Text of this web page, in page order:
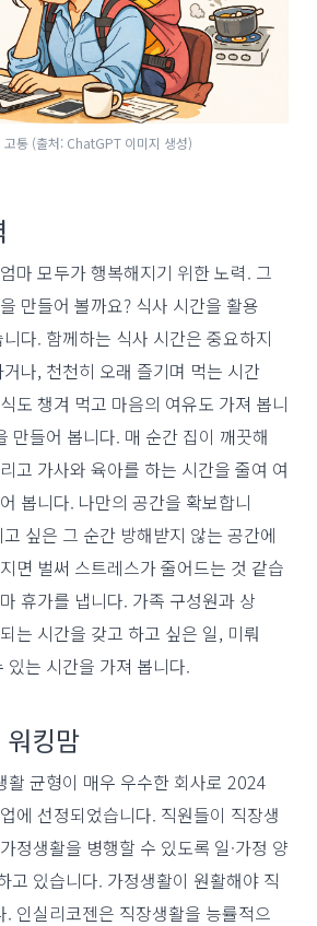
고통 (출처: ChatGPT 이미지 생성)
마 모두가 행복해지기 위한 노력. 그
만들어 볼까요? 식사 시간을 활용
다. 함께하는 식사 시간은 중요하지
나, 천천히 오래 즐기며 먹는 시간
도 챙겨 먹고 마음의 여유도 가져 봅니
만들어 봅니다. 매 순간 집이 깨끗해
고 가사와 육아를 하는 시간을 줄여 여
봅니다. 나만의 공간을 확보합니
싶은 그 순간 방해받지 않는 공간에
면 벌써 스트레스가 줄어드는 것 같습
휴가를 냅니다. 가족 구성원과 상
는 시간을 갖고 하고 싶은 일, 미뤄
있는 시간을 가져 봅니다.
킹맘
활 균형이 매우 우수한 회사로 2024
에 선정되었습니다. 직원들이 직장생
정생활을 병행할 수 있도록 일·가정 양
고 있습니다. 가정생활이 원활해야 직
인실리코젠은 직장생활을 능률적으